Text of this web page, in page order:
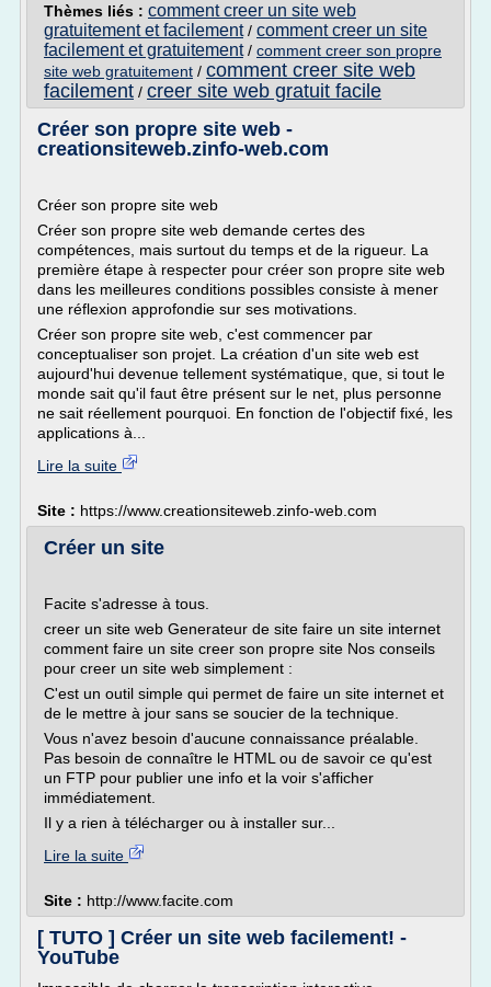
Thèmes liés : comment creer un site web
gratuitement et facilement/ comment creer un site
facilement et gratuitement/ comment creer son propre
site web gratuitement / comment creer site web
facilement / creer site web gratuit facile
Créer son propre site web -
creationsiteweb.zinfo-web.com
Créer son propre site web
Créer son propre site web demande certes des
compétences, mais surtout du temps et de la rigueur. La
première étape à respecter pour créer son propre site web
dans les meilleures conditions possibles consiste à mener
une réflexion approfondie sur ses motivations.
Créer son propre site web, c'est commencer par
conceptualiser son projet. La création d'un site web est
aujourd'hui devenue tellement systématique, que, si tout le
monde sait qu'il faut être présent sur le net, plus personne
ne sait réellement pourquoi. En fonction de l'objectif fixé, les
applications à...
Lire la suite
Site : https://www.creationsiteweb.zinfo-web.com
Créer un site
Facite s'adresse à tous.
creer un site web Generateur de site faire un site internet
comment faire un site creer son propre site Nos conseils
pour creer un site web simplement :
C'est un outil simple qui permet de faire un site internet et
de le mettre à jour sans se soucier de la technique.
Vous n'avez besoin d'aucune connaissance préalable.
Pas besoin de connaître le HTML ou de savoir ce qu'est
un FTP pour publier une info et la voir s'afficher
immédiatement.
Il y a rien à télécharger ou à installer sur...
Lire la suite
Site : http://www.facite.com
[ TUTO ] Créer un site web facilement! -
YouTube